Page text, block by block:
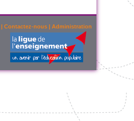
| Contactez-nous | Administration